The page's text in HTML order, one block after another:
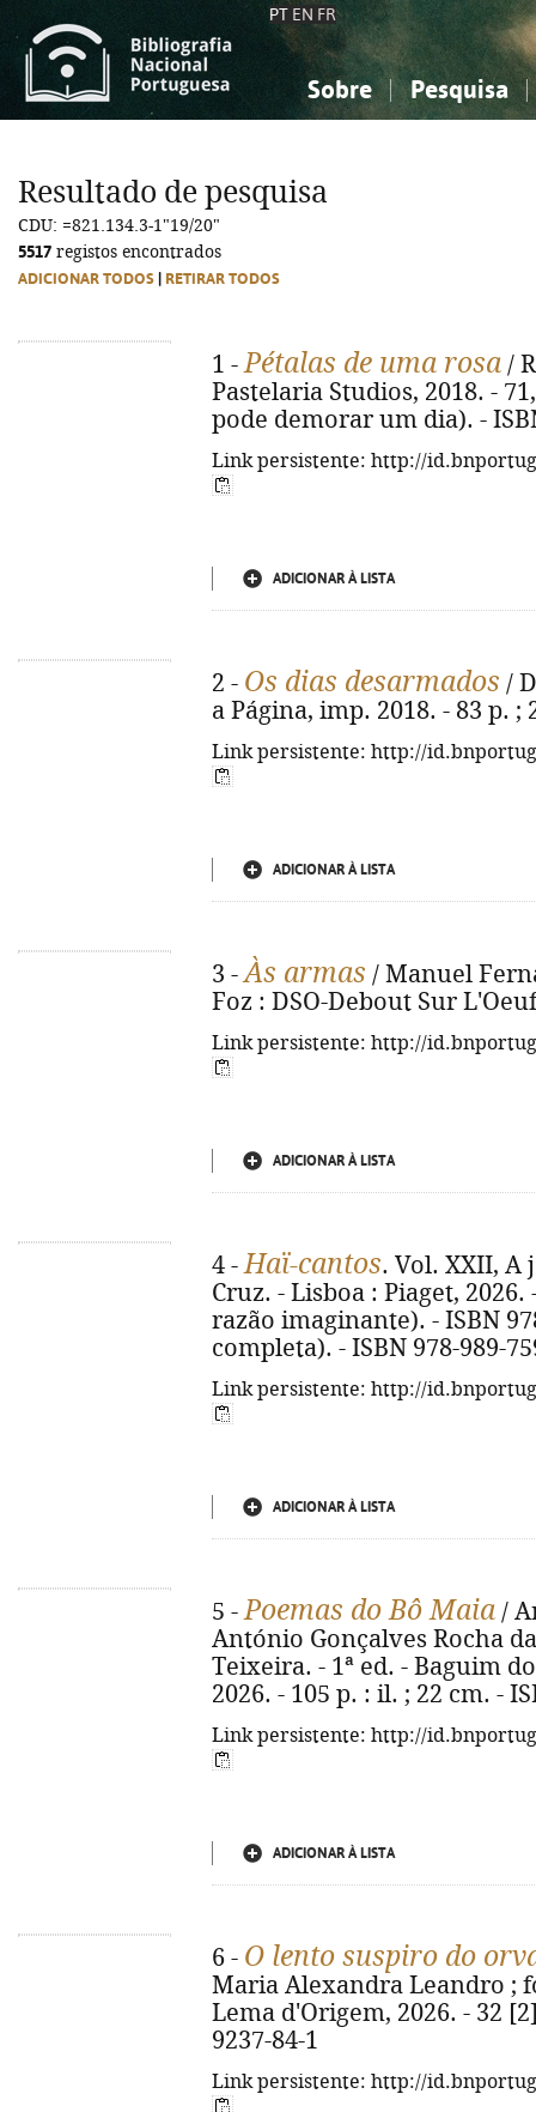
PT EN FR
Sobre Pesquisa
Ciências sociais...
Ciências sociais...
Resultado de pesquisa
CDU: =821.134.3-1"19/20"
5517 registos encontrados
ADICIONAR TODOS RETIRAR TODOS
1 -Pétalas de uma rosa /
Pastelaria Studios, 2018. -
pode demorar um dia). -
Link persistente: http://
ADICIONAR À LISTA
2 - Os dias desarmados /
a Página, imp. 2018. - 83 p. ;
Link persistente: http://
ADICIONAR À LISTA
3 -Às armas / Manuel
Foz : DSO-Debout Sur
Link persistente: http://
ADICIONAR À LISTA
4 -Haï-cantos. Vol. XXII,
Cruz. - Lisboa : Piaget,
razão imaginante). - ISBN
completa). - ISBN 978-989-
Link persistente: http://
ADICIONAR À LISTA
5 -Poemas do Bô Maia /
António Gonçalves Rocha
Teixeira. - 1ª ed. - Baguim
2026. - 105 p. : il. ; 22 cm. -
Link persistente: http://
ADICIONAR À LISTA
6 - O lento suspiro do
Maria Alexandra Leandro ;
Lema d'Origem, 2026. - 32
9237-84-1
Link persistente: http://